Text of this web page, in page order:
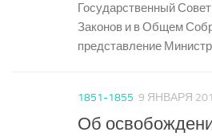
Государственный
Законов и в Общем
представление
1851-1855 9 ЯНВАРЯ
Об